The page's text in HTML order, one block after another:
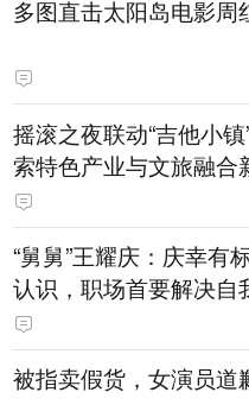
多图直击太阳岛电影周
摇滚之夜联动“吉他小
索特色产业与文旅融合
“舅舅”王耀庆：庆幸有
认识，职场首要解决自
艺思
被指卖假货，女演员道